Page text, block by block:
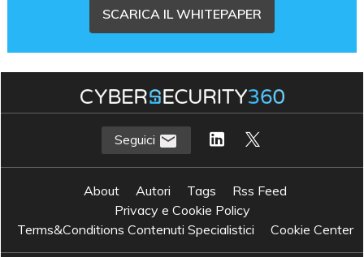
SCARICA IL WHITEPAPER
Seguici
About Autori Tags
Rss Feed
Privacy e Cookie Policy
Terms&Conditions Contenuti Specialistici
Cookie Center